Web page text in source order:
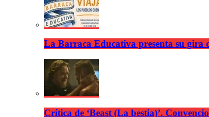
La Barraca Educativa presenta su gira
Crítica de ‘Beast (La bestia)’.